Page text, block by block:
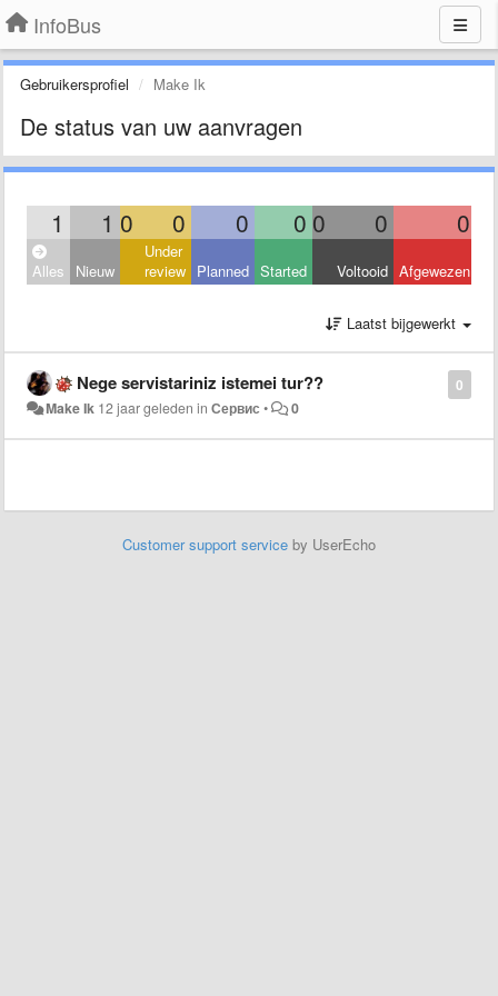
InfoBus
Gebruikersprofiel Make Ik
De status van uw aanvragen
1 1 0 0 0 0 0 0 0
Alles Nieuw
Under
review Planned Started Voltooid Afgewezen
Laatst bijgewerkt
0
Nege servistariniz istemei tur??
Make Ik 12 jaar geleden inСервис • 0
Customer support service by UserEcho